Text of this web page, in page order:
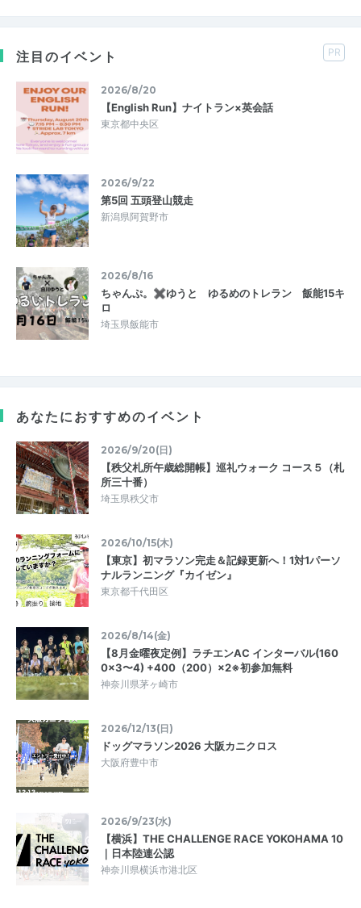
注目のイベント PR
2026/8/20
【English Run】ナイトラン×英会話
東京都中央区
2026/9/22
第5回 五頭登山競走
新潟県阿賀野市
2026/8/16
ちゃんぷ。✖ゆうと ゆるめのトレラン 飯能15キ
ロ
埼玉県飯能市
あなたにおすすめのイベント
2026/9/20(日)
【秩父札所午歳総開帳】巡礼ウォーク コース５（札
所三十番）
埼玉県秩父市
2026/10/15(木)
【東京】初マラソン完走＆記録更新へ！1対1パーソ
ナルランニング『カイゼン』
東京都千代田区
2026/8/14(金)
【8月金曜夜定例】ラチエンAC インターバル(160
0×3〜4) +400（200）×2※初参加無料
神奈川県茅ヶ崎市
2026/12/13(日)
ドッグマラソン2026 大阪カニクロス
大阪府豊中市
2026/9/23(水)
【横浜】THE CHALLENGE RACE YOKOHAMA 10
｜日本陸連公認
神奈川県横浜市港北区